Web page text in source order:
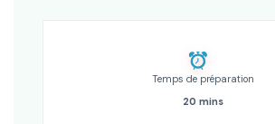
Temps de préparation
20 mins